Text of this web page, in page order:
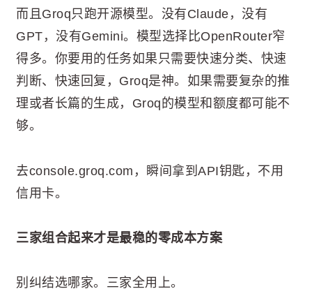
而且Groq只跑开源模型。没有Claude，没有
GPT，没有Gemini。模型选择比OpenRouter窄
得多。你要用的任务如果只需要快速分类、快速
判断、快速回复，Groq是神。如果需要复杂的推
理或者长篇的生成，Groq的模型和额度都可能不
够。
去console.groq.com，瞬间拿到API钥匙，不用
信用卡。
三家组合起来才是最稳的零成本方案
别纠结选哪家。三家全用上。